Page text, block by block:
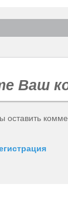
Ваш
оставить